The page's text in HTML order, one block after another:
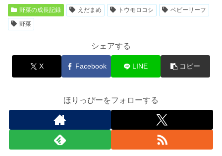
野菜の成長記録 えだまめ トウモロコシ
ベビーリーフ
野菜
シェアする
X Facebook LINE コピー
ほりっぴーをフォローする